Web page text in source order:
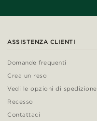
ASSISTENZA CLIENTI
Domande frequenti
Crea un reso
Vedi le opzioni di spedizione
Recesso
Contattaci